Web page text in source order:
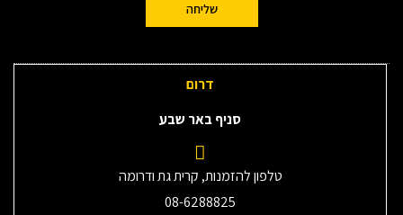
שליחה
דרום
סניף באר שבע
טלפון להזמנות, קרית גת ודרומה
08-6288825